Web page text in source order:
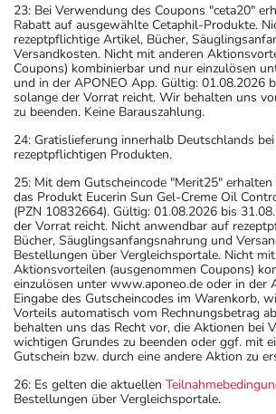
23: Bei Verwendung des Coupons "ceta20"
Rabatt auf ausgewählte Cetaphil-Produkte.
rezeptpflichtige Artikel, Bücher,
Versandkosten. Nicht mit anderen
Coupons) kombinierbar und nur einzulösen
und in der APONEO App. Gültig: 01.08.2026
solange der Vorrat reicht. Wir behalten uns
zu beenden. Keine Barauszahlung.
24: Gratislieferung innerhalb Deutschlands
rezeptpflichtigen Produkten.
25: Mit dem Gutscheincode "Merit25"
das Produkt Eucerin Sun Gel-Creme Oil
(PZN 10832664). Gültig: 01.08.2026 bis
der Vorrat reicht. Nicht anwendbar auf
Bücher, Säuglingsanfangsnahrung und
Bestellungen über Vergleichsportale. Nicht
Aktionsvorteilen (ausgenommen Coupons)
einzulösen unter www.aponeo.de oder in der
Eingabe des Gutscheincodes im Warenkorb,
Vorteils automatisch vom Rechnungsbetrag
behalten uns das Recht vor, die Aktionen bei
wichtigen Grundes zu beenden oder ggf. mit
Gutschein bzw. durch eine andere Aktion zu
26: Es gelten die aktuellen
Bestellungen über Vergleichsportale.